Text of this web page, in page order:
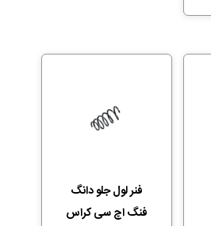
فنر لول جلو دانگ
فنگ اچ سی کراس